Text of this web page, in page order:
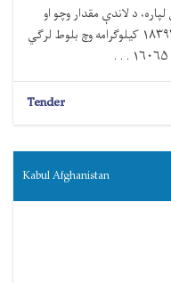
د ۱۴۰۵ مالي کال لپاره، د لاندې مقدار وچو او
ټوټه شویو لرګیو برابرولو ته اړتیا لري: ۱۸۳۹۳۴.۶۱۱ کیلوګرامه وچ بلوط لرګي
Tender
Kabul Afghanistan